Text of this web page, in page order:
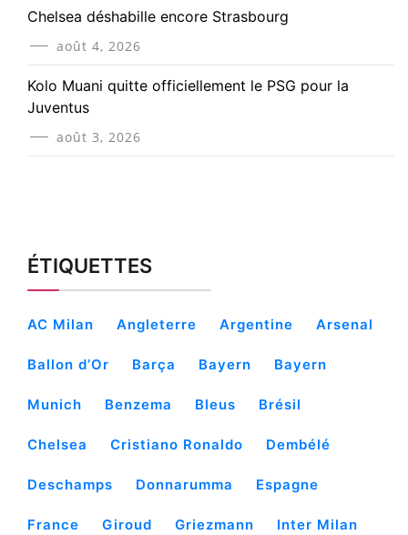
Chelsea déshabille encore Strasbourg
août 4, 2026
Kolo Muani quitte officiellement le PSG pour la
Juventus
août 3, 2026
ÉTIQUETTES
AC Milan Angleterre Argentine Arsenal
Ballon d’Or Barça Bayern Bayern
Munich Benzema Bleus Brésil
Chelsea Cristiano Ronaldo Dembélé
Deschamps Donnarumma Espagne
France Giroud Griezmann Inter Milan